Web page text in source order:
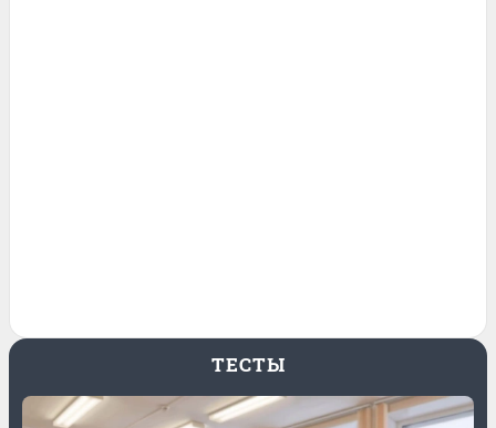
ТЕСТЫ